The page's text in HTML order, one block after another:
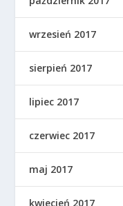
wrzesień 2017
sierpień 2017
lipiec 2017
czerwiec 2017
maj 2017
kwiecień 2017